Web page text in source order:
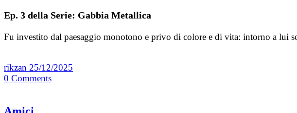
Ep. 3 della Serie: Gabbia Metallica
Fu investito dal paesaggio monotono e privo di colore e di vita: intorno a lui
rikzan 25/12/2025
0 Comments